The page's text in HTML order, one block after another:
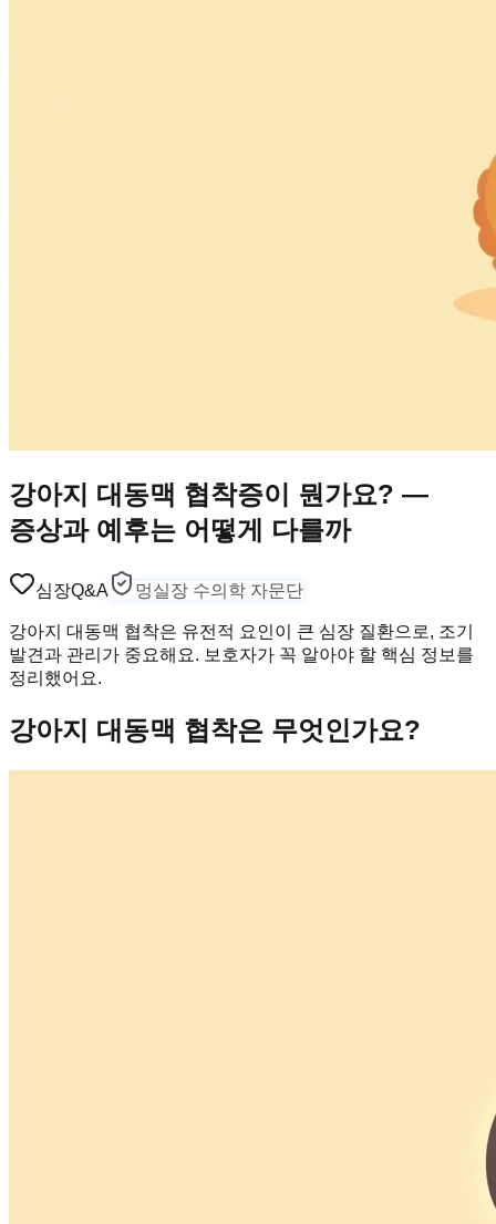
강아지 대동맥 협착증이 뭔가요? —
증상과 예후는 어떻게 다를까
심장Q&A 멍실장 수의학 자문단
강아지 대동맥 협착은 유전적 요인이 큰 심장 질환으로, 조기
발견과 관리가 중요해요. 보호자가 꼭 알아야 할 핵심 정보를
정리했어요.
강아지 대동맥 협착은 무엇인가요?